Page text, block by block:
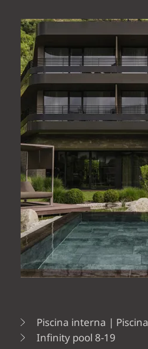
Piscina interna |
Infinity pool 8-19